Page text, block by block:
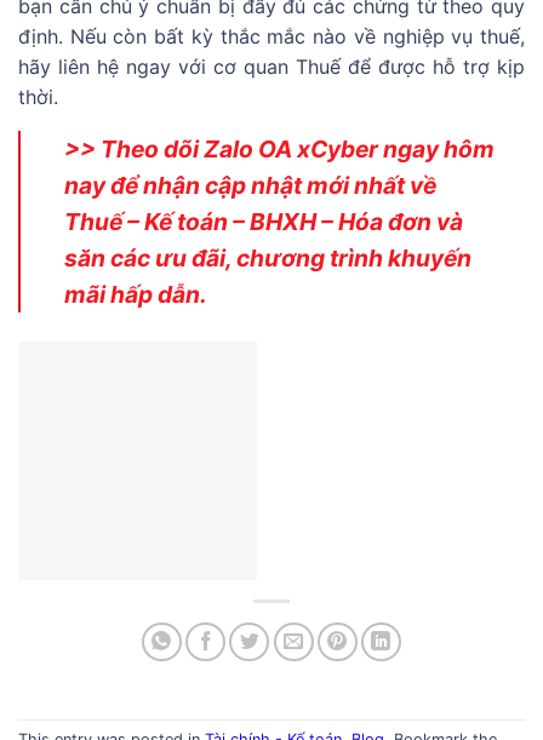
bạn cần chú ý chuẩn bị đầy đủ các chứng từ theo quy
định. Nếu còn bất kỳ thắc mắc nào về nghiệp vụ thuế,
hãy liên hệ ngay với cơ quan Thuế để được hỗ trợ kịp
thời.
>> Theo dõi Zalo OA xCyber ngay hôm
nay để nhận cập nhật mới nhất về
Thuế – Kế toán – BHXH – Hóa đơn và
săn các ưu đãi, chương trình khuyến
mãi hấp dẫn.